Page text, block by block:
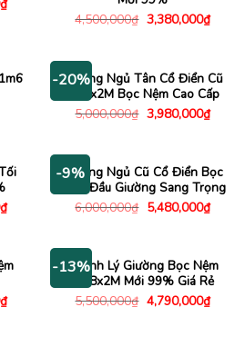
₫
hiện
4,500,000₫ Giá
gốc
3,380,000₫Giá
hiện
-20%
Giường Ngủ Tân Cổ Điển Cũ
1M6x2M Bọc Nệm Cao Cấp
5,000,000₫ Giá
gốc
3,980,000₫Giá
hiện
₫Giá
hiện
2,980,000₫.
-9%
Giường Ngủ Cũ Cổ Điển Bọc
Nệm Đầu Giường Sang Trọng
6,000,000₫ Giá
gốc
5,480,000₫Giá
hiện
₫Giá
hiện
-13%
Thanh Lý Giường Bọc Nệm
1M8x2M Mới 99% Giá Rẻ
5,500,000₫ Giá
gốc
4,790,000₫Giá
hiện